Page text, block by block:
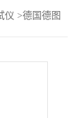
仪 >德国德图